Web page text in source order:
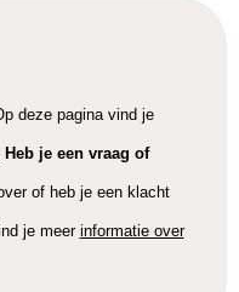
deze pagina vind je
Heb je een vraag of
of heb je een klacht
je meer informatie over